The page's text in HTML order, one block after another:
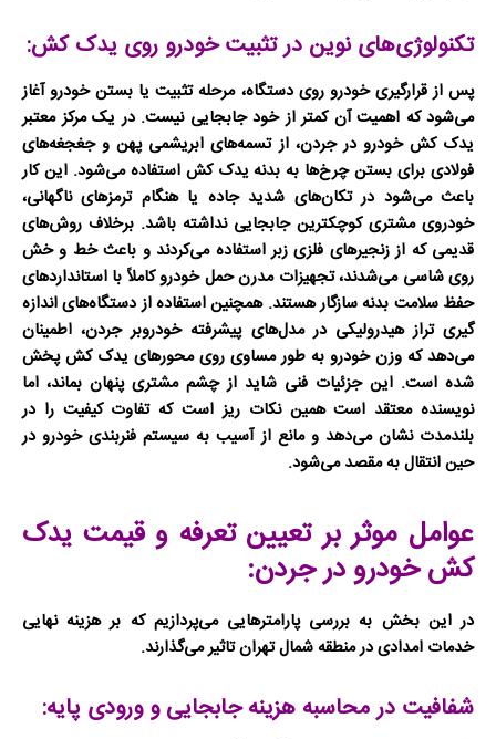
تکنولوژی‌های نوین در تثبیت خودرو روی یدک کش:
پس از قرارگیری خودرو روی دستگاه، مرحله تثبیت یا بستن خودرو آغاز
می‌شود که اهمیت آن کمتر از خود جابجایی نیست. در یک مرکز معتبر
یدک کش خودرو در جردن، از تسمه‌های ابریشمی پهن و جغجغه‌های
فولادی برای بستن چرخ‌ها به بدنه یدک کش استفاده می‌شود. این کار
باعث می‌شود در تکان‌های شدید جاده یا هنگام ترمزهای ناگهانی،
خودروی مشتری کوچکترین جابجایی نداشته باشد. برخلاف روش‌های
قدیمی که از زنجیرهای فلزی زبر استفاده می‌کردند و باعث خط و خش
روی شاسی می‌شدند، تجهیزات مدرنحمل خودروکاملاً با استانداردهای
حفظ سلامت بدنه سازگار هستند. همچنین استفاده از دستگاه‌های اندازه
گیری تراز هیدرولیکی در مدل‌های پیشرفتهخودروبر جردن، اطمینان
می‌دهد که وزن خودرو به طور مساوی روی محورهای یدک کش پخش
شده است. این جزئیات فنی شاید از چشم مشتری پنهان بماند، اما
نویسنده معتقد است همین نکات ریز است که تفاوت کیفیت را در
بلندمدت نشان می‌دهد و مانع از آسیب به سیستم فنربندی خودرو در
حین انتقال به مقصد می‌شود.
عوامل موثر بر تعیین تعرفه و قیمت یدک
کش خودرو در جردن:
در این بخش به بررسی پارامترهایی می‌پردازیم که بر هزینه نهایی
خدمات امدادی در منطقه شمال تهران تاثیر می‌گذارند.
شفافیت در محاسبه هزینه جابجایی و ورودی پایه: